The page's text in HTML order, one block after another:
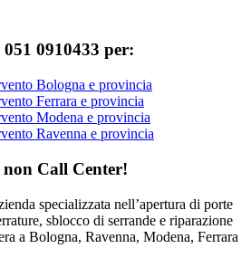
0910433 per:
Bologna e provincia
Ferrara e provincia
Modena e provincia
Ravenna e provincia
non Call Center!
specializzata nell’apertura di porte
sblocco di serrande e riparazione
a Bologna, Ravenna, Modena, Ferrara